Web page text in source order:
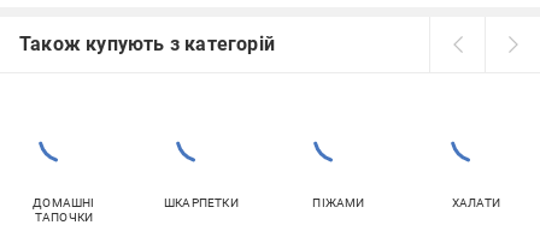
Також купують з категорій
ДОМАШНІ
ТАПОЧКИ
ШКАРПЕТКИ ПІЖАМИ ХАЛАТИ